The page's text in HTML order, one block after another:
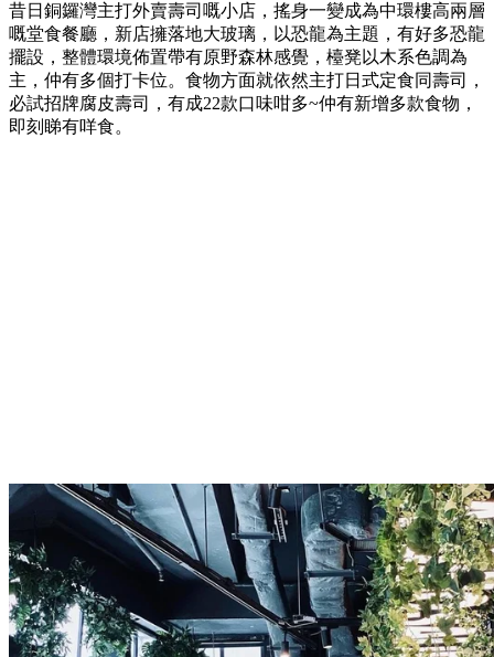
昔日銅鑼灣主打外賣壽司嘅小店，搖身一變成為中環樓高兩層
嘅堂食餐廳，新店擁落地大玻璃，以恐龍為主題，有好多恐龍
擺設，整體環境佈置帶有原野森林感覺，檯凳以木系色調為
主，仲有多個打卡位。食物方面就依然主打日式定食同壽司，
必試招牌腐皮壽司，有成22款口味咁多~仲有新增多款食物，
即刻睇有咩食。